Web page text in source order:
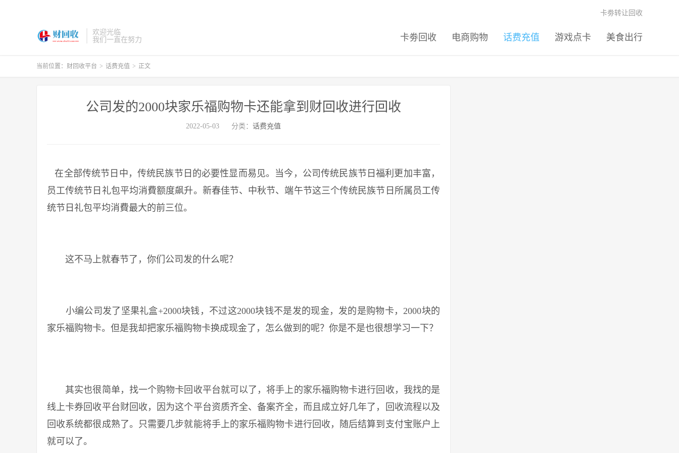
欢迎光临
我们一直在努力
卡劵回收 电商购物 话费充值 游戏点卡 美食出行
卡劵转让回收
当前位置： 财回收平台 > 话费充值 > 正文
公司发的2000块家乐福购物卡还能拿到财回收进行回收
2022-05-03 分类： 话费充值
在全部传统节日中，传统民族节日的必要性显而易见。当今，公司传统民族节日福利更加丰富，
员工传统节日礼包平均消費额度飙升。新春佳节、中秋节、端午节这三个传统民族节日所属员工传
统节日礼包平均消費最大的前三位。
这不马上就春节了，你们公司发的什么呢？
小编公司发了坚果礼盒+2000块钱，不过这2000块钱不是发的现金，发的是购物卡，2000块的
家乐福购物卡。但是我却把家乐福购物卡换成现金了，怎么做到的呢？你是不是也很想学习一下？
其实也很简单，找一个购物卡回收平台就可以了，将手上的家乐福购物卡进行回收，我找的是
线上卡券回收平台财回收，因为这个平台资质齐全、备案齐全，而且成立好几年了，回收流程以及
回收系统都很成熟了。只需要几步就能将手上的家乐福购物卡进行回收，随后结算到支付宝账户上
就可以了。